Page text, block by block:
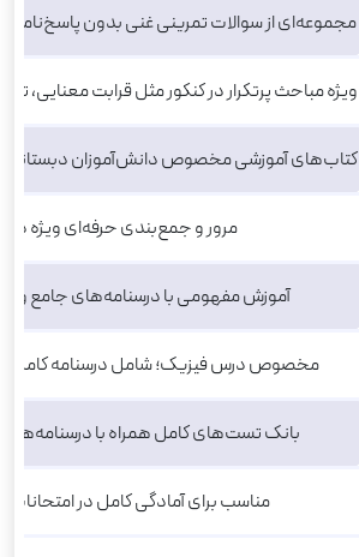
مجموعه‌ای از سوالات تمرینی غنی بدون
ویژه مباحث پرتکرار در کنکور مثل قرابت معنایی،
کتاب‌های آموزشی مخصوص دانش‌آموزان دبستانی
مرور و جمع‌بندی حرفه‌ای ویژه
آموزش مفهومی با درسنامه‌های جامع
مخصوص درس فیزیک؛ شامل درسنامه کامل و
بانک تست‌های کامل همراه با درسنامه‌های
مناسب برای آمادگی کامل در